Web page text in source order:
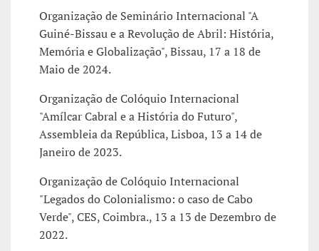
Organização de Seminário Internacional "A
Guiné-Bissau e a Revolução de Abril: História,
Memória e Globalização", Bissau, 17 a 18 de
Maio de 2024.
Organização de Colóquio Internacional
"Amílcar Cabral e a História do Futuro",
Assembleia da República, Lisboa, 13 a 14 de
Janeiro de 2023.
Organização de Colóquio Internacional
"Legados do Colonialismo: o caso de Cabo
Verde", CES, Coimbra., 13 a 13 de Dezembro de
2022.